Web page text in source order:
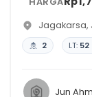
Jagakarsa,
2 LT: 52
Jun